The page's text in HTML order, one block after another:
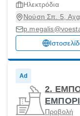
Ηλεκτρόδια
Νούση Σπ. 5,
Ad
2.
Προβολή